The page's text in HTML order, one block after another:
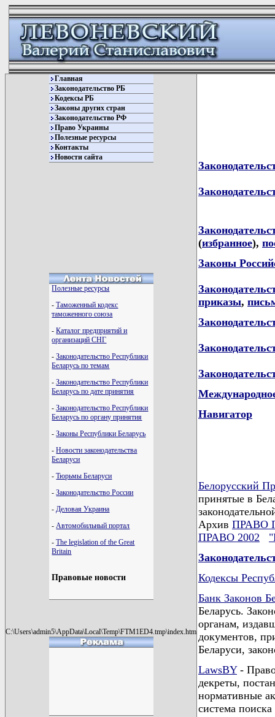
Главная
Законодательство РБ
Кодексы РБ
Законы других стран
Законодательство РФ
Право Украины
Полезные ресурсы
Контакты
Новости сайта
Полезные ресурсы
-Таможенный кодекс
таможенного союза
-Каталог предприятий и
организаций СНГ
-Законодательство Республики
Беларусь по темам
-Законодательство Республики
Беларусь по дате принятия
-Законодательство Республики
Беларусь по органу принятия
-Законы Республики Беларусь
-Новости законодательства
Беларуси
-Тюрьмы Беларуси
-Законодательство России
-Деловая Украина
-Автомобильный портал
-The legislation of the Great
Britain
Правовые новости
C:\Users\admin5\AppData\Local\Temp\FTM1ED4.tmp\index.htm
(избранное),
Законы
приказы,
Навигатор
Белорусский
принятые в
Архив ПРАВО
ПРАВО 2002
"
Кодексы
Банк Законов
Беларусь.
органам,
документов,
Беларуси,
LawsBY-
декреты,
нормативные
система